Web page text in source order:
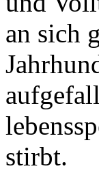
an sich
stirbt.